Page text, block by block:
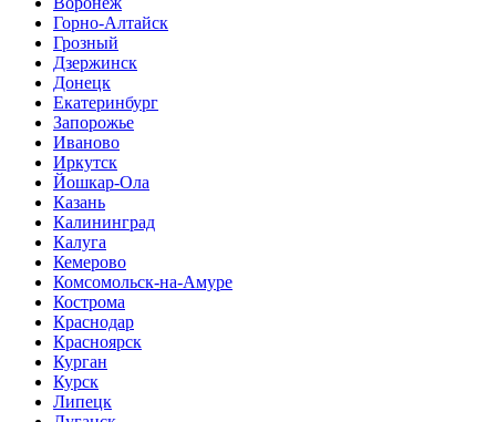
Горно-Алтайск
Грозный
Дзержинск
Донецк
Екатеринбург
Запорожье
Иваново
Иркутск
Йошкар-Ола
Казань
Калининград
Калуга
Кемерово
Комсомольск-на-Амуре
Кострома
Краснодар
Красноярск
Курган
Курск
Липецк